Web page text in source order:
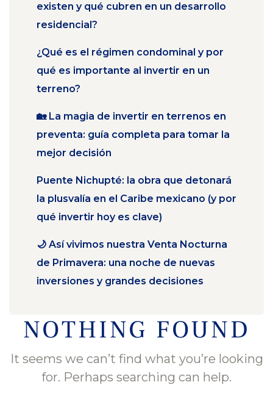
NOTHING FOUND
It seems we can’t find what you’re looking
for. Perhaps searching can help.
existen y qué cubren en un desarrollo
residencial?
¿Qué es el régimen condominal y por
qué es importante al invertir en un
terreno?
🏡 La magia de invertir en terrenos en
preventa: guía completa para tomar la
mejor decisión
Puente Nichupté: la obra que detonará
la plusvalía en el Caribe mexicano (y por
qué invertir hoy es clave)
🌙 Así vivimos nuestra Venta Nocturna
de Primavera: una noche de nuevas
inversiones y grandes decisiones